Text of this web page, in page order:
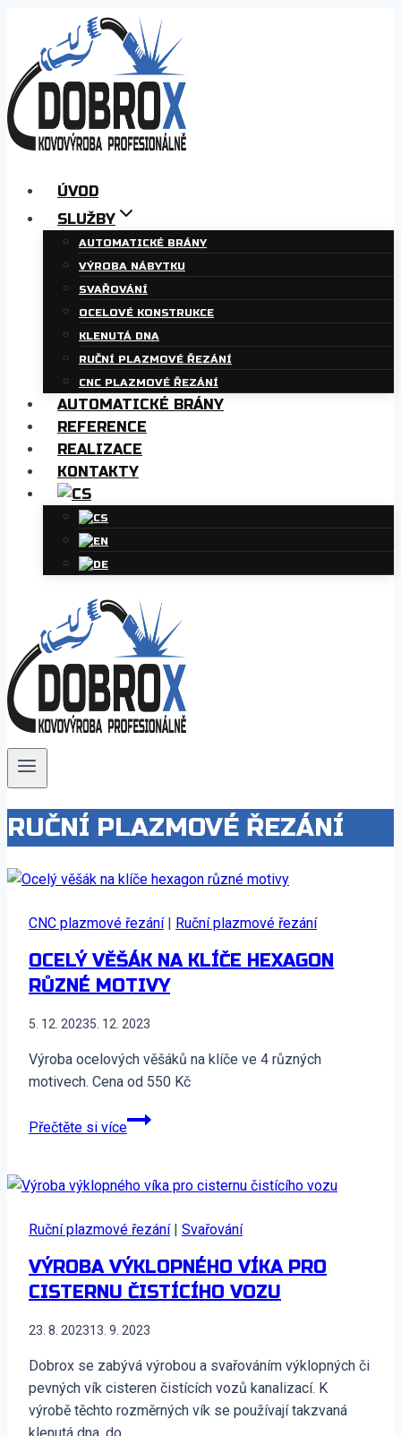
obsah
ÚVOD
SLUŽBY
AUTOMATICKÉ BRÁNY
VÝROBA NÁBYTKU
SVAŘOVÁNÍ
OCELOVÉ KONSTRUKCE
KLENUTÁ DNA
RUČNÍ PLAZMOVÉ ŘEZÁNÍ
CNC PLAZMOVÉ ŘEZÁNÍ
AUTOMATICKÉ BRÁNY
REFERENCE
REALIZACE
KONTAKTY
RUČNÍ PLAZMOVÉ ŘEZÁNÍ
CNC plazmové řezání| Ruční plazmové řezání
OCELÝ VĚŠÁK NA KLÍČE HEXAGON
RŮZNÉ MOTIVY
5. 12. 20235. 12. 2023
Výroba ocelových věšáků na klíče ve 4 různých
motivech. Cena od 550 Kč
Přečtěte si více
Ocelý
věšák
klíče
různé
motivy
Ruční plazmové řezání| Svařování
VÝROBA VÝKLOPNÉHO VÍKA PRO
CISTERNU ČISTÍCÍHO VOZU
23. 8. 202313. 9. 2023
Dobrox se zabývá výrobou a svařováním výklopných či
pevných vík cisteren čistících vozů kanalizací. K
výrobě těchto rozměrných vík se používají takzvaná